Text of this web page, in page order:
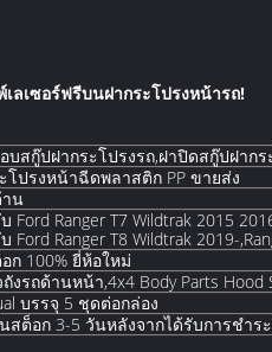
ลเซอร์ฟรีบนฝากระโปรงหน้ารถ!
บสกู๊ปฝากระโปรงรถ,ฝาปิดสกู๊ปฝากร
โปรงหน้าฉีดพลาสติก PP ขายส่ง
น
Ford Ranger T7 Wildtrak 2015
Ford Ranger T8 Wildtrak 2019-
ก 100% ยี่ห้อใหม่
งรถด้านหน้า,4x4 Body Parts Hood
บรรจุ 5 ชุดต่อกล่อง
สต็อก 3-5 วันหลังจากได้รับการชำ